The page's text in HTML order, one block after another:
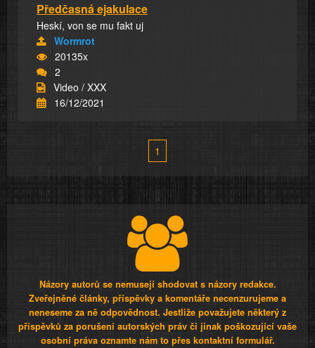
Předčasná ejakulace
Heskí, von se mu fakt uj
Wormrot
20135x
2
Video / XXX
16/12/2021
1
Názory autorů se nemusejí shodovat s názory redakce.
Zveřejněné články, příspěvky a komentáře necenzurujeme a
neneseme za ně odpovědnost. Jestliže považujete některý z
příspěvků za porušení autorských práv či jinak poškozující vaše
osobní práva oznamte nám to přes kontaktní formulář.